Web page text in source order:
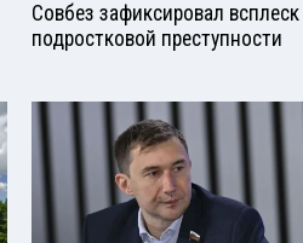
Совбез зафиксировал всплеск
подростковой преступности